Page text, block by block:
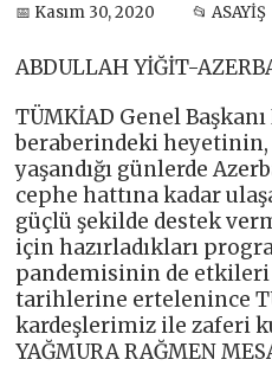
📅 Kasım 30, 2020 📂 ASAYİŞ
ABDULLAH YİĞİT-
TÜMKİAD Genel
beraberindeki heyetinin,
yaşandığı günlerde
cephe hattına kadar
güçlü şekilde destek
için hazırladıkları
pandemisinin de etkileri
tarihlerine ertelenince
kardeşlerimiz ile zaferi
YAĞMURA RAĞMEN